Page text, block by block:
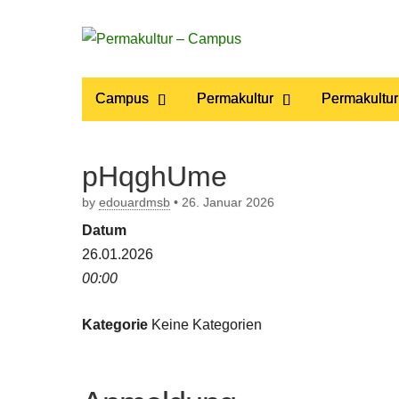
Permakultur
– Campus
Main
menu
Campus Permakultur
pHqghUme
by edouardmsb • 26. Januar 2026
Datum
26.01.2026
00:00
Kategorie Keine Kategorien